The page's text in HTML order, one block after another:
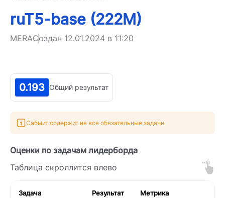
ruT5-base (222M)
MERAСоздан 12.01.2024 в 11:20
0.193 Общий результат
Сабмит содержит не все обязательные задачи
Оценки по задачам лидерборда
Таблица скроллится влево
Задача Результат Метрика